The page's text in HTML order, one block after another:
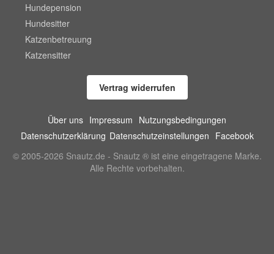
Hundepension
Hundesitter
Katzenbetreuung
Katzensitter
Vertrag widerrufen
Über uns Impressum Nutzungsbedingungen
Datenschutzerklärung Datenschutzeinstellungen Facebook
© 2005-2026 Snautz.de - Snautz ® ist eine eingetragene Marke.
Alle Rechte vorbehalten.